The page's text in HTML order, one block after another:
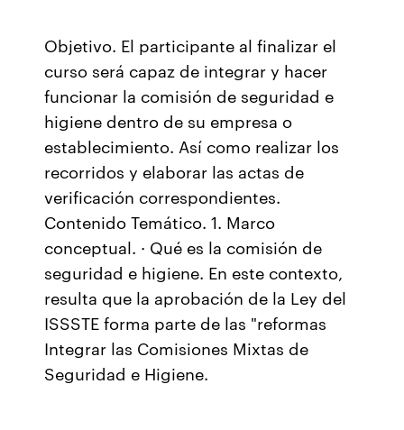
Objetivo. El participante al finalizar el
curso será capaz de integrar y hacer
funcionar la comisión de seguridad e
higiene dentro de su empresa o
establecimiento. Así como realizar los
recorridos y elaborar las actas de
verificación correspondientes.
Contenido Temático. 1. Marco
conceptual. · Qué es la comisión de
seguridad e higiene. En este contexto,
resulta que la aprobación de la Ley del
ISSSTE forma parte de las "reformas
Integrar las Comisiones Mixtas de
Seguridad e Higiene.